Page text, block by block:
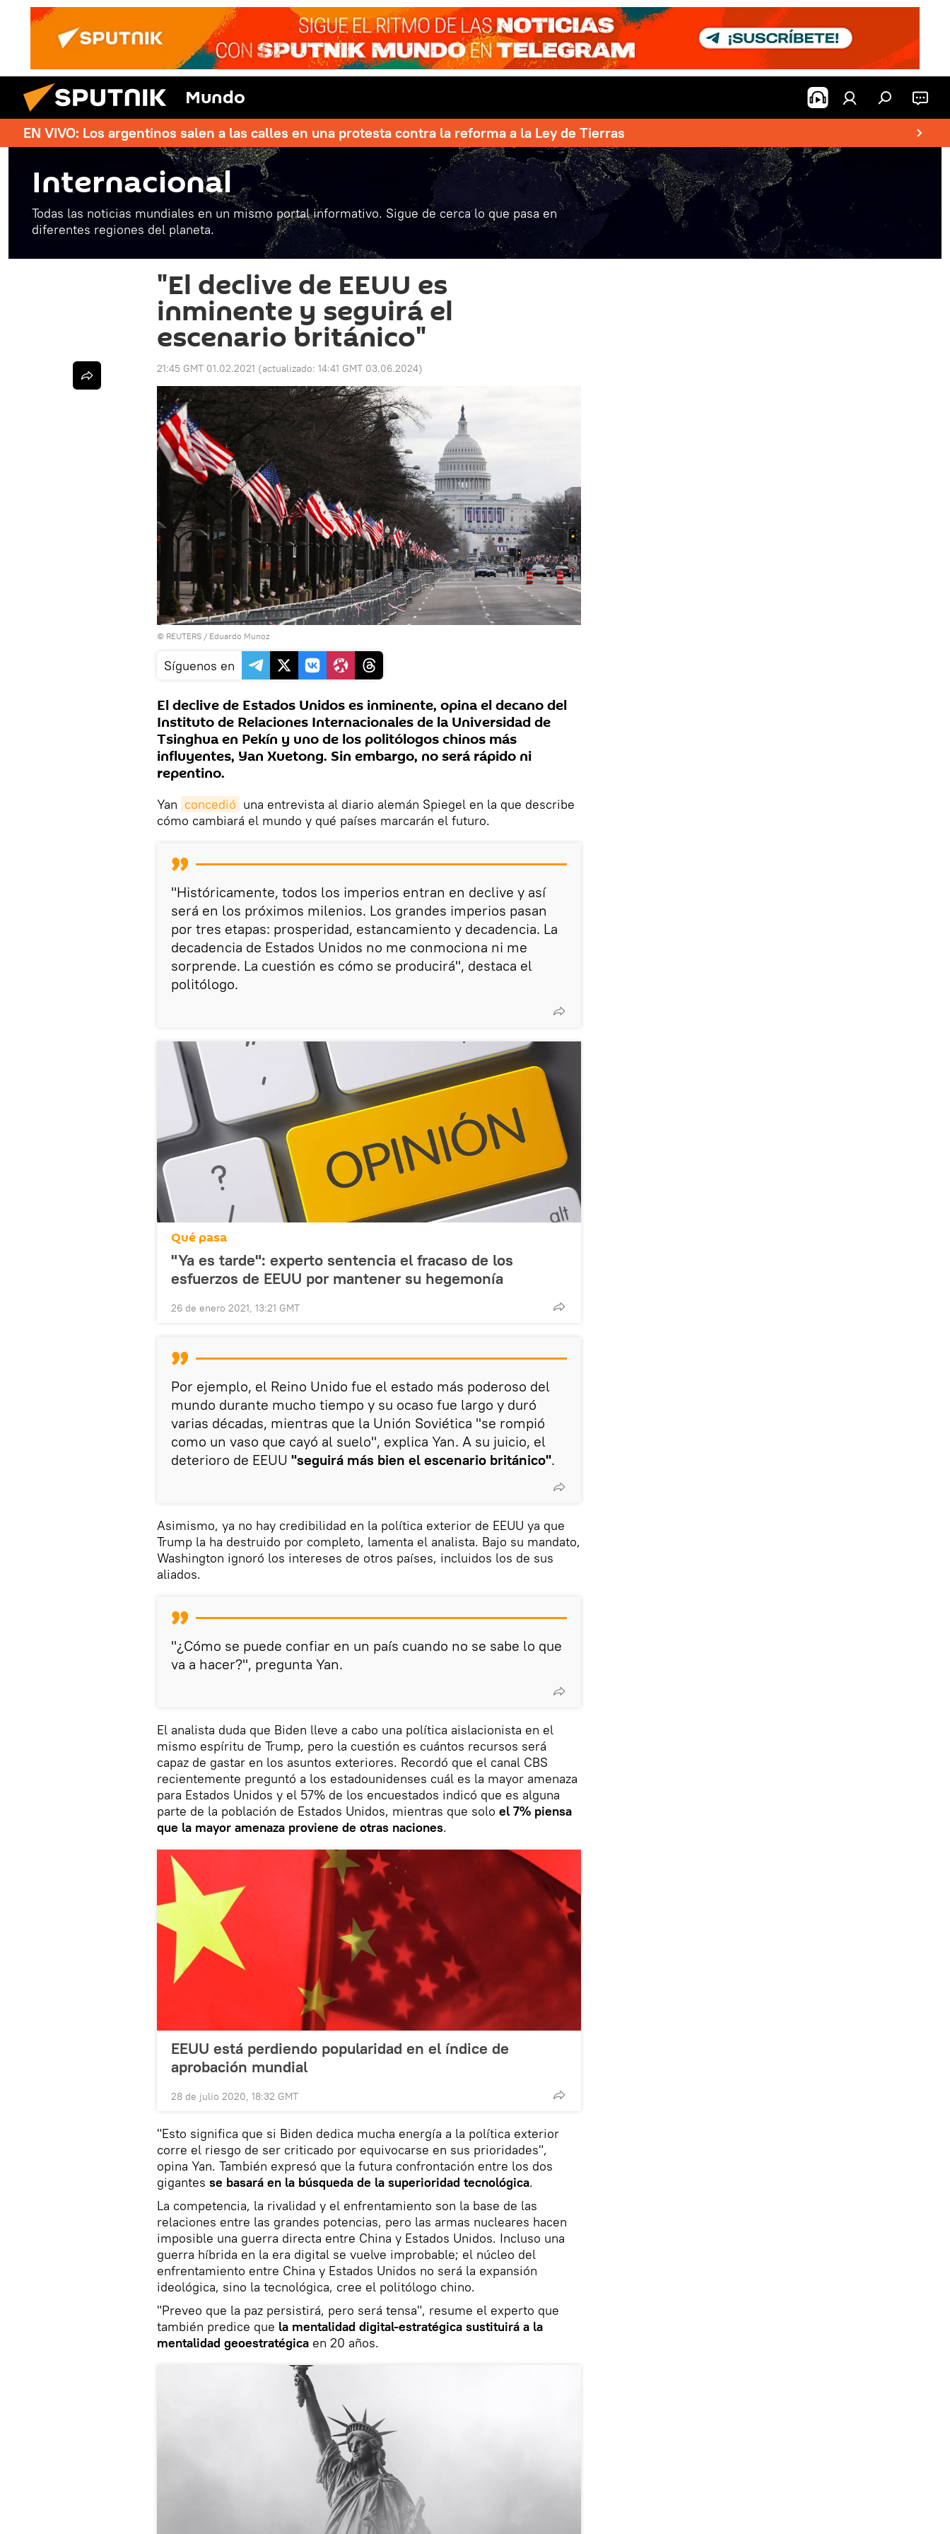
Mundo
EN VIVO: Los argentinos salen a las calles en una protesta contra la reforma a la Ley de Tierras
Internacional
Todas las noticias mundiales en un mismo portal informativo. Sigue de cerca lo que pasa en
diferentes regiones del planeta.
"El declive de EEUU es
inminente y seguirá el
escenario británico"
21:45 GMT 01.02.2021 (actualizado: 14:41 GMT 03.06.2024)
© REUTERS / Eduardo Munoz
Síguenos en
El declive de Estados Unidos es inminente, opina el decano del
Instituto de Relaciones Internacionales de la Universidad de
Tsinghua en Pekín y uno de los politólogos chinos más
influyentes, Yan Xuetong. Sin embargo, no será rápido ni
repentino.
Yan concedió una entrevista al diario alemán Spiegel en la que describe
cómo cambiará el mundo y qué países marcarán el futuro.
"Históricamente, todos los imperios entran en declive y así
será en los próximos milenios. Los grandes imperios pasan
por tres etapas: prosperidad, estancamiento y decadencia. La
decadencia de Estados Unidos no me conmociona ni me
sorprende. La cuestión es cómo se producirá", destaca el
politólogo.
Qué pasa
"Ya es tarde": experto sentencia el fracaso de los
esfuerzos de EEUU por mantener su hegemonía
26 de enero 2021, 13:21 GMT
Por ejemplo, el Reino Unido fue el estado más poderoso del
mundo durante mucho tiempo y su ocaso fue largo y duró
varias décadas, mientras que la Unión Soviética "se rompió
como un vaso que cayó al suelo", explica Yan. A su juicio, el
deterioro de EEUU "seguirá más bien el escenario británico".
Asimismo, ya no hay credibilidad en la política exterior de EEUU ya que
Trump la ha destruido por completo, lamenta el analista. Bajo su mandato,
Washington ignoró los intereses de otros países, incluidos los de sus
aliados.
"¿Cómo se puede confiar en un país cuando no se sabe lo que
va a hacer?", pregunta Yan.
El analista duda que Biden lleve a cabo una política aislacionista en el
mismo espíritu de Trump, pero la cuestión es cuántos recursos será
capaz de gastar en los asuntos exteriores. Recordó que el canal CBS
recientemente preguntó a los estadounidenses cuál es la mayor amenaza
para Estados Unidos y el 57% de los encuestados indicó que es alguna
parte de la población de Estados Unidos, mientras que solo el 7% piensa
que la mayor amenaza proviene de otras naciones.
EEUU está perdiendo popularidad en el índice de
aprobación mundial
28 de julio 2020, 18:32 GMT
"Esto significa que si Biden dedica mucha energía a la política exterior
corre el riesgo de ser criticado por equivocarse en sus prioridades",
opina Yan. También expresó que la futura confrontación entre los dos
gigantes se basará en la búsqueda de la superioridad tecnológica.
La competencia, la rivalidad y el enfrentamiento son la base de las
relaciones entre las grandes potencias, pero las armas nucleares hacen
imposible una guerra directa entre China y Estados Unidos. Incluso una
guerra híbrida en la era digital se vuelve improbable; el núcleo del
enfrentamiento entre China y Estados Unidos no será la expansión
ideológica, sino la tecnológica, cree el politólogo chino.
"Preveo que la paz persistirá, pero será tensa", resume el experto que
también predice que la mentalidad digital-estratégica sustituirá a la
mentalidad geoestratégica en 20 años.